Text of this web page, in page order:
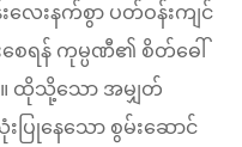
လေးနက်စွာ ပတ်ဝန်းကျင်
ေရန် ကုမ္ပဏီ၏ စိတ်ဓေါ်
ထိုသို့သော အမျှတ်
ပြုနေသော စွမ်းဆောင်